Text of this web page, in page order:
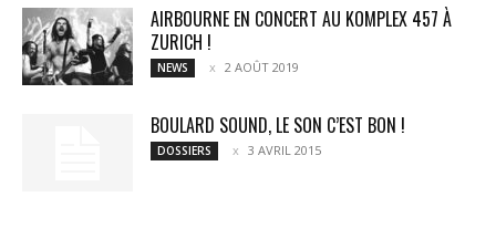
AIRBOURNE EN CONCERT AU KOMPLEX 457 À
ZURICH !
NEWS 2 AOÛT 2019
BOULARD SOUND, LE SON C’EST BON !
DOSSIERS 3 AVRIL 2015